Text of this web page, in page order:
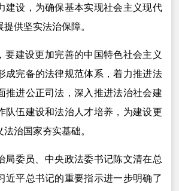
建设，为确保基本实现社会主义现代
供坚实法治保障。
要建设更加完善的中国特色社会主义
成完备的法律规范体系，着力推进法
推进公正司法，深入推进法治社会建
队伍建设和法治人才培养，为建设更
治国家夯实基础。
局委员、中央政法委书记陈文清在总
近平总书记的重要指示进一步明确了